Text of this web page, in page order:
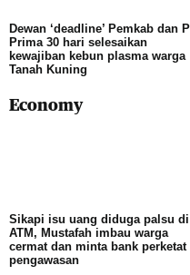
Dewan ‘deadline’ Pemkab dan
Prima 30 hari selesaikan
kewajiban kebun plasma warga
Tanah Kuning
Economy
Sikapi isu uang diduga palsu di
ATM, Mustafah imbau warga
cermat dan minta bank perketat
pengawasan